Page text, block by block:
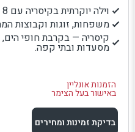
וילה יוקרתית בקיסריה עם 8 חדרי שינה
משפחות, זוגות וקבוצות
קיסריה — בקרבת חופי הים,
מסעדות ובתי קפה.
הזמנות אונליין
באישור בעל הצימר
בדיקת זמינות ומחירים